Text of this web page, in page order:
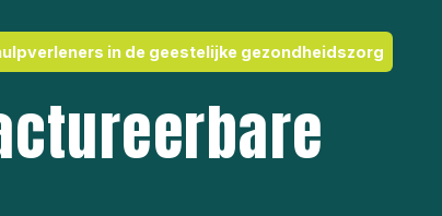
in de geestelijke gezondheidszorg